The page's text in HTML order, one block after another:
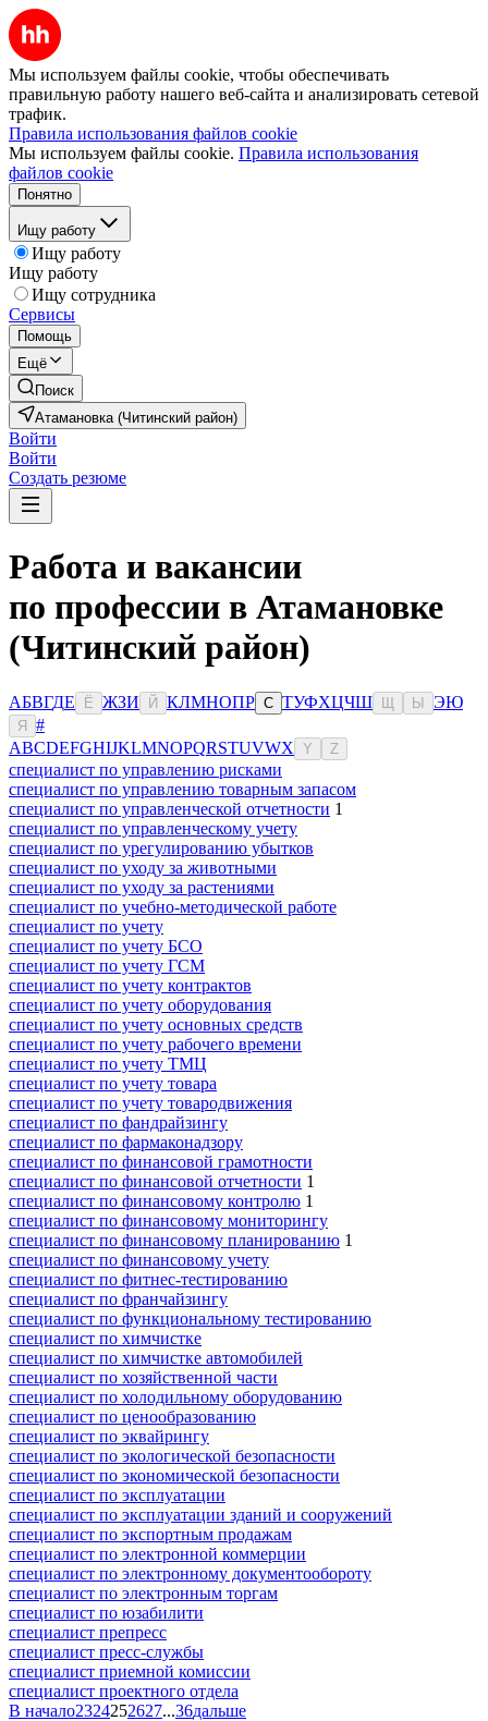
Мы используем файлы cookie, чтобы обеспечивать
правильную работу нашего веб-сайта и анализировать сетевой
трафик.
Правила использования файлов cookie
Мы используем файлы cookie. Правила использования
файлов cookie
Понятно
Ищу работу
Ищу работу
Ищу работу
Ищу сотрудника
Сервисы
Помощь
Ещё
Поиск
Атамановка (Читинский район)
Войти
Войти
Создать резюме
Работа и вакансии
по профессии в Атамановке
(Читинский район)
АБВГДЕ Ё ЖЗИ Й КЛМНОПР С ТУФХЦЧШ Ы ЭЮ
Я
#
ABCDEFGHIJKLMNOPQRSTUVWX Y Z
специалист по управлению рисками
специалист по управлению товарным запасом
специалист по управленческой отчетности 1
специалист по управленческому учету
специалист по урегулированию убытков
специалист по уходу за животными
специалист по уходу за растениями
специалист по учебно-методической работе
специалист по учету
специалист по учету БСО
специалист по учету ГСМ
специалист по учету контрактов
специалист по учету оборудования
специалист по учету основных средств
специалист по учету рабочего времени
специалист по учету ТМЦ
специалист по учету товара
специалист по учету товародвижения
специалист по фандрайзингу
специалист по фармаконадзору
специалист по финансовой грамотности
специалист по финансовой отчетности 1
специалист по финансовому контролю 1
специалист по финансовому мониторингу
специалист по финансовому планированию 1
специалист по финансовому учету
специалист по фитнес-тестированию
специалист по франчайзингу
специалист по функциональному тестированию
специалист по химчистке
специалист по химчистке автомобилей
специалист по хозяйственной части
специалист по холодильному оборудованию
специалист по ценообразованию
специалист по эквайрингу
специалист по экологической безопасности
специалист по экономической безопасности
специалист по эксплуатации
специалист по эксплуатации зданий и сооружений
специалист по экспортным продажам
специалист по электронной коммерции
специалист по электронному документообороту
специалист по электронным торгам
специалист по юзабилити
специалист препресс
специалист пресс-службы
специалист приемной комиссии
специалист проектного отдела
В начало2324252627...36дальше